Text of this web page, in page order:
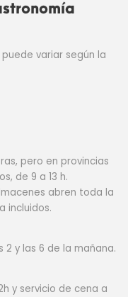
variar según la
pero en provincias
de 9 a 13 h.
abren toda la
incluidos.
y las 6 de la mañana.
y servicio de cena a